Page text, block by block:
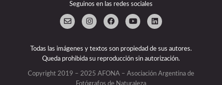
Seguinos en las redes sociales
Todas las imágenes y textos son propiedad de sus autores.
Queda prohibida su reproducción sin autorización.
Copyright 2019 – 2025 AFONA – Asociación Argentina de